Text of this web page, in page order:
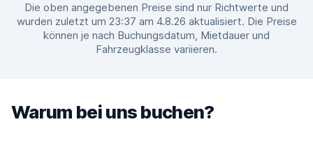
Die oben angegebenen Preise sind nur Richtwerte und
wurden zuletzt um 23:37 am 4.8.26 aktualisiert. Die Preise
können je nach Buchungsdatum, Mietdauer und
Fahrzeugklasse variieren.
Warum bei uns buchen?